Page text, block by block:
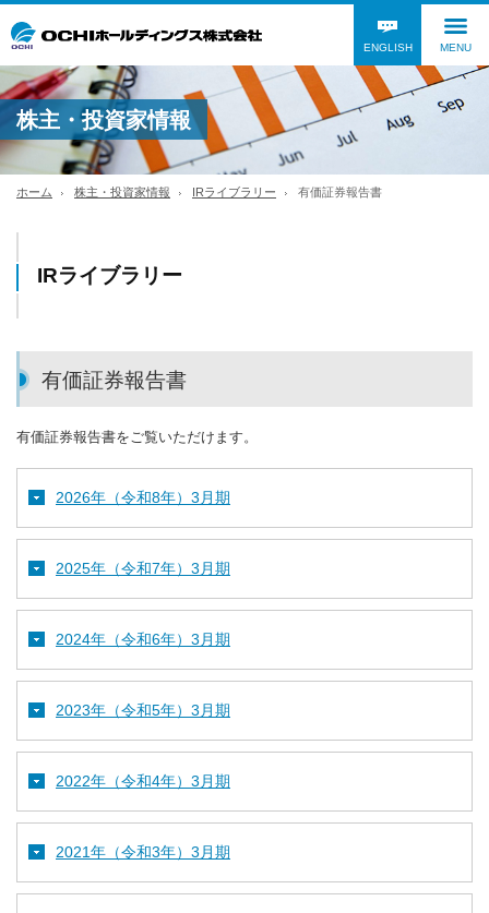
ENGLISH MENU
株主・投資家情報
ホーム 株主・投資家情報 IRライブラリー 有価証券報告書
IRライブラリー
有価証券報告書
有価証券報告書をご覧いただけます。
2026年（令和8年）3月期
2025年（令和7年）3月期
2024年（令和6年）3月期
2023年（令和5年）3月期
2022年（令和4年）3月期
2021年（令和3年）3月期